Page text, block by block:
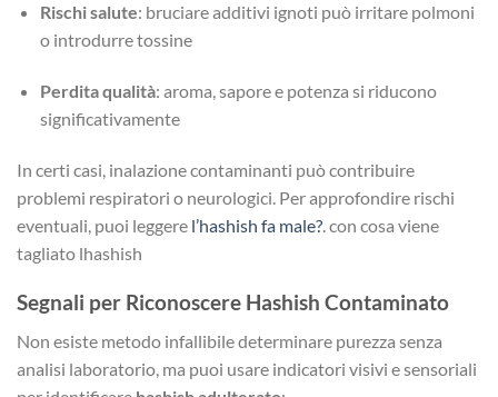
Rischi salute: bruciare additivi ignoti può irritare polmoni
o introdurre tossine
Perdita qualità: aroma, sapore e potenza si riducono
significativamente
In certi casi, inalazione contaminanti può contribuire
problemi respiratori o neurologici. Per approfondire rischi
eventuali, puoi leggere l’hashish fa male? . con cosa viene
tagliato lhashish
Segnali per Riconoscere Hashish Contaminato
Non esiste metodo infallibile determinare purezza senza
analisi laboratorio, ma puoi usare indicatori visivi e sensoriali